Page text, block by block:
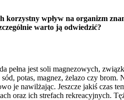
korzystny wpływ na organizm
warto ją odwiedzić?
pełna jest soli magnezowych,
potas, magnez, żelazo czy brom.
je nawilżając. Jeszcze jakiś czas
oraz ich strefach rekreacyjnych.